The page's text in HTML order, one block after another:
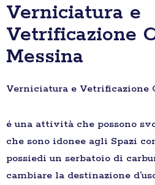
Verniciatura e
Vetrificazione
Messina
Verniciatura e Vetrificazione
é una attività che possono
che sono idonee agli Spazi
possiedi un serbatoio di
cambiare la destinazione